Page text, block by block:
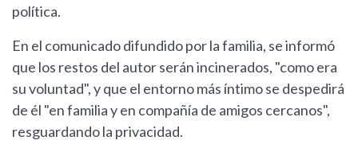
política.
En el comunicado difundido por la familia, se informó
que los restos del autor serán incinerados, "como era
su voluntad", y que el entorno más íntimo se despedirá
de él "en familia y en compañía de amigos cercanos",
resguardando la privacidad.